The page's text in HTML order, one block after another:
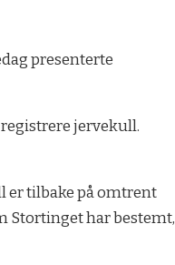
presenterte
jervekull.
er tilbake på omtrent
Stortinget har bestemt,